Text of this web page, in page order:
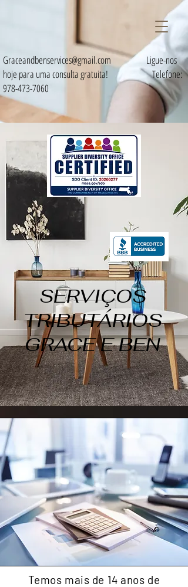
Graceandbenservices@gmail.com
Ligue-nos
hoje para uma consulta gratuita!
Telefone:
978-473-7060
SERVIÇOS
TRIBUTÁRIOS
GRACE E BEN
Temos mais de 14 anos de